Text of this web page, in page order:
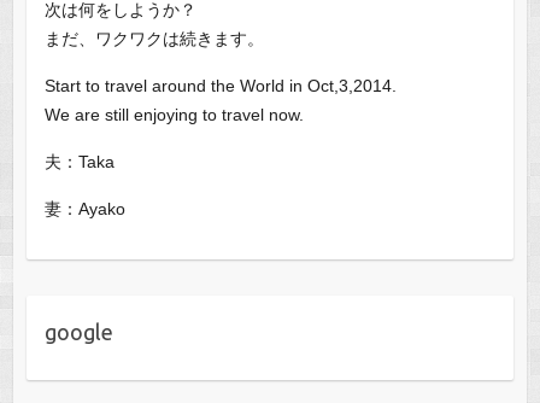
次は何をしようか？
まだ、ワクワクは続きます。
Start to travel around the World in Oct,3,2014.
We are still enjoying to travel now.
夫：Taka
妻：Ayako
google